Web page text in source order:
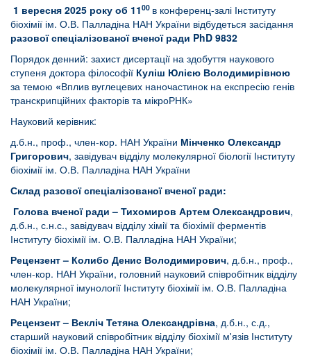
1 вересня 2025 року об 1100 в конференц-залі Інституту
біохімії ім. О.В. Палладіна НАН України відбудеться засідання
разової спеціалізованої вченої ради PhD 9832
Порядок денний: захист дисертації на здобуття наукового
ступеня доктора філософії Куліш Юлією Володимирівною
за темою «Вплив вуглецевих наночастинок на експресію генів
транскрипційних факторів та мікроРНК»
Науковий керівник:
д.б.н., проф., член-кор. НАН України Мінченко Олександр
Григорович, завідувач відділу молекулярної біології Інституту
біохімії ім. О.В. Палладіна НАН України
Склад разової спеціалізованої вченої ради:
Голова вченої ради – Тихомиров Артем Олександрович,
д.б.н., с.н.с., завідувач відділу хімії та біохімії ферментів
Інституту біохімії ім. О.В. Палладіна НАН України;
Рецензент – Колибо Денис Володимирович, д.б.н., проф.,
член-кор. НАН України, головний науковий співробітник відділу
молекулярної імунології Інституту біохімії ім. О.В. Палладіна
НАН України;
Рецензент – Векліч Тетяна Олександрівна, д.б.н., с.д.,
старший науковий співробітник відділу біохімії м'язів Інституту
біохімії ім. О.В. Палладіна НАН України;